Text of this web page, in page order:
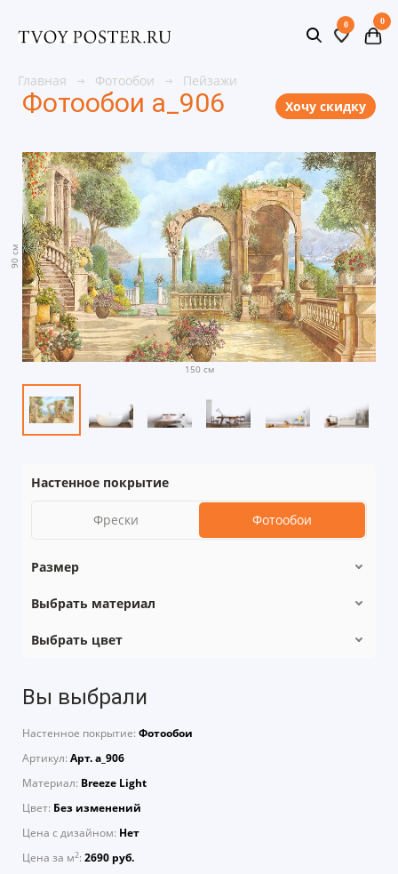
0 0
Главная Фотообои Пейзажи
Фотообои a_906 Хочу скидку
Настенное покрытие
Фрески Фотообои
Размер
Выбрать материал
Выбрать цвет
90 см
150 см
Вы выбрали
Настенное покрытие: Фотообои
Артикул: Арт. a_906
Материал: Breeze Light
Цвет: Без изменений
Цена с дизайном: Нет
Цена за м2: 2690 руб.